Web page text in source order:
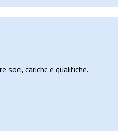
soci, cariche e qualifiche.